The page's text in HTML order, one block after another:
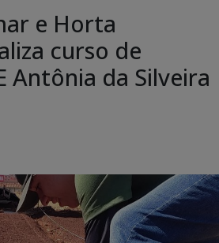
e Horta
curso de
Antônia da Silveira